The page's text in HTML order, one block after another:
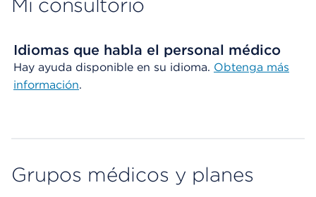
Mi consultorio
Idiomas que habla el personal médico
Hay ayuda disponible en su idioma. Obtenga más
información.
Grupos médicos y planes